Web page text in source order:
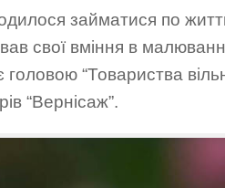
займатися по
свої вміння в
головою “Товариства
“Вернісаж”.